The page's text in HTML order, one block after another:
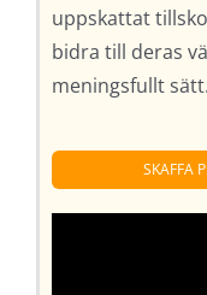
uppskattat
bidra till deras
meningsfullt sätt.
SKAFFA